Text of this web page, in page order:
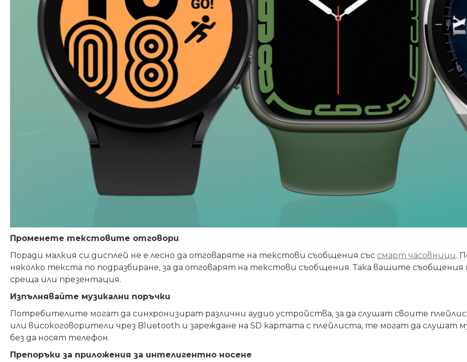
Променете текстовите отговори
Поради малкия си дисплей не е лесно да отговаряте на текстови съобщения със смарт часовници.
няколко текста по подразбиране, за да отговарят на текстови съобщения. Така вашите съобщения
среща или презентация.
Изпълнявайте музикални поръчки
Потребителите могат да синхронизират различни аудио устройства, за да слушат своите
или високоговорители чрез Bluetooth и зареждане на SD картата с плейлиста, те могат да слушат
без да носят телефон.
Препоръки за приложения за интелигентно носене